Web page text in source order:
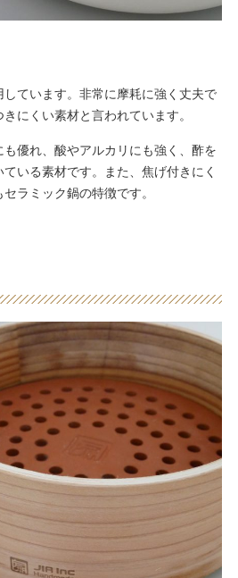
ています。非常に摩耗に強く丈夫で
にくい素材と言われています。
優れ、酸やアルカリにも強く、酢を
いる素材です。また、焦げ付きにく
ラミック鍋の特徴です。